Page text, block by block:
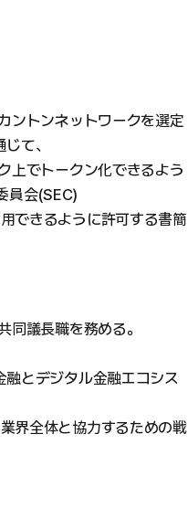
ントンネットワークを選定
て、
上でトークン化できるよう
員会(SEC)
できるように許可する書簡
同議長職を務める。
とデジタル金融エコシス
界全体と協力するための戦